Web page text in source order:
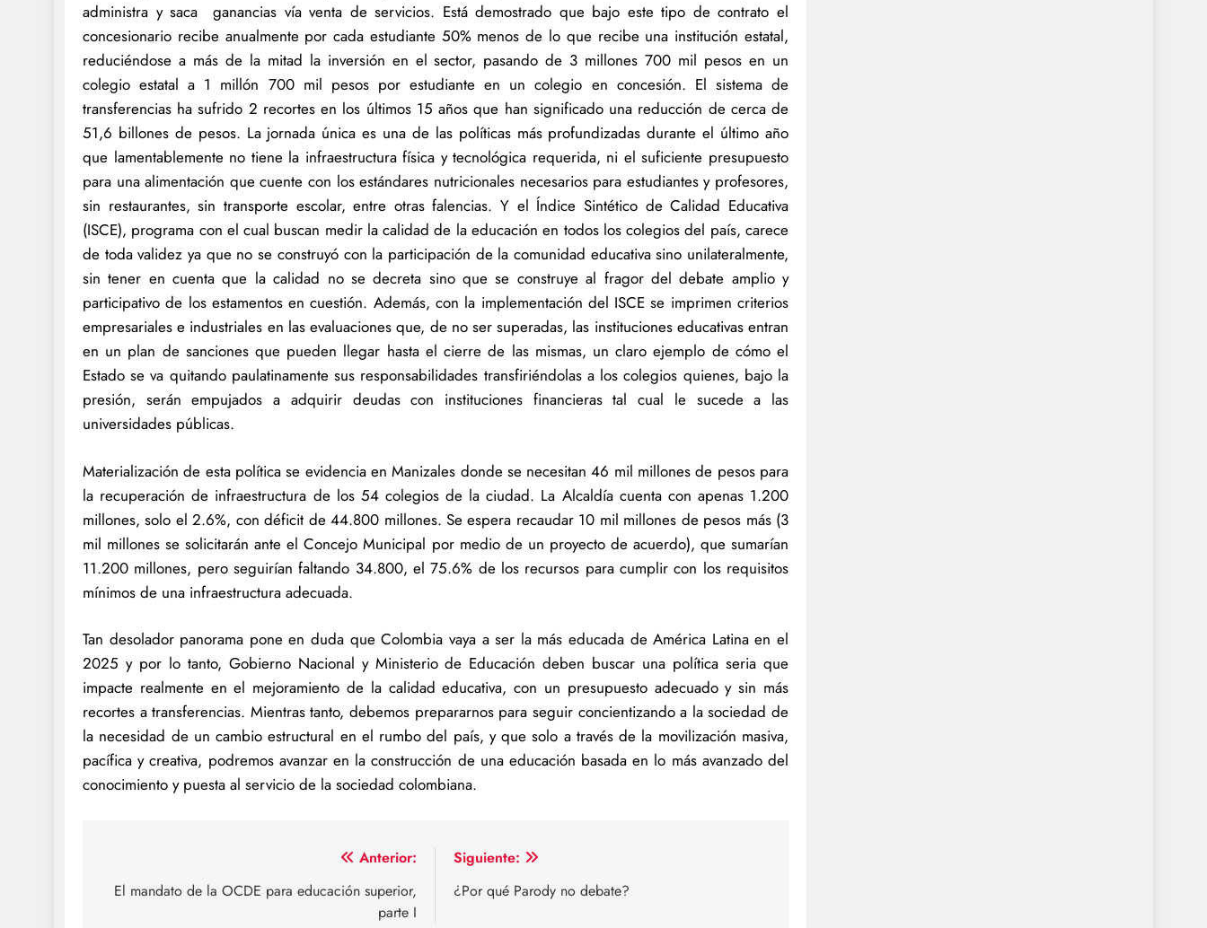
administra y saca ganancias vía venta de servicios. Está demostrado que bajo este tipo de contrato el
concesionario recibe anualmente por cada estudiante 50% menos de lo que recibe una institución estatal,
reduciéndose a más de la mitad la inversión en el sector, pasando de 3 millones 700 mil pesos en un
colegio estatal a 1 millón 700 mil pesos por estudiante en un colegio en concesión. El sistema de
transferencias ha sufrido 2 recortes en los últimos 15 años que han significado una reducción de cerca de
51,6 billones de pesos. La jornada única es una de las políticas más profundizadas durante el último año
que lamentablemente no tiene la infraestructura física y tecnológica requerida, ni el suficiente presupuesto
para una alimentación que cuente con los estándares nutricionales necesarios para estudiantes y profesores,
sin restaurantes, sin transporte escolar, entre otras falencias. Y el Índice Sintético de Calidad Educativa
(ISCE), programa con el cual buscan medir la calidad de la educación en todos los colegios del país, carece
de toda validez ya que no se construyó con la participación de la comunidad educativa sino unilateralmente,
sin tener en cuenta que la calidad no se decreta sino que se construye al fragor del debate amplio y
participativo de los estamentos en cuestión. Además, con la implementación del ISCE se imprimen criterios
empresariales e industriales en las evaluaciones que, de no ser superadas, las instituciones educativas entran
en un plan de sanciones que pueden llegar hasta el cierre de las mismas, un claro ejemplo de cómo el
Estado se va quitando paulatinamente sus responsabilidades transfiriéndolas a los colegios quienes, bajo la
presión, serán empujados a adquirir deudas con instituciones financieras tal cual le sucede a las
universidades públicas.
Materialización de esta política se evidencia en Manizales donde se necesitan 46 mil millones de pesos para
la recuperación de infraestructura de los 54 colegios de la ciudad. La Alcaldía cuenta con apenas 1.200
millones, solo el 2.6%, con déficit de 44.800 millones. Se espera recaudar 10 mil millones de pesos más (3
mil millones se solicitarán ante el Concejo Municipal por medio de un proyecto de acuerdo), que sumarían
11.200 millones, pero seguirían faltando 34.800, el 75.6% de los recursos para cumplir con los requisitos
mínimos de una infraestructura adecuada.
Tan desolador panorama pone en duda que Colombia vaya a ser la más educada de América Latina en el
2025 y por lo tanto, Gobierno Nacional y Ministerio de Educación deben buscar una política seria que
impacte realmente en el mejoramiento de la calidad educativa, con un presupuesto adecuado y sin más
recortes a transferencias. Mientras tanto, debemos prepararnos para seguir concientizando a la sociedad de
la necesidad de un cambio estructural en el rumbo del país, y que solo a través de la movilización masiva,
pacífica y creativa, podremos avanzar en la construcción de una educación basada en lo más avanzado del
conocimiento y puesta al servicio de la sociedad colombiana.
de
Anterior:
El mandato de la OCDE para educación superior,
parte I
Siguiente:
¿Por qué Parody no debate?